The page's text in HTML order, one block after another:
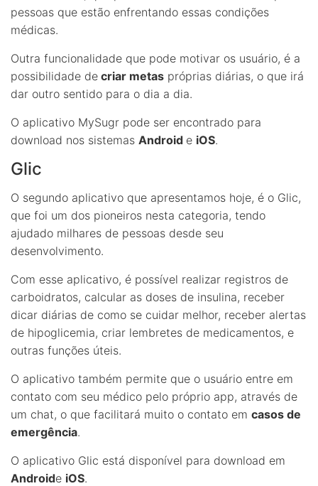
pessoas que estão enfrentando essas condições
médicas.
Outra funcionalidade que pode motivar os usuário, é a
possibilidade de criar metas próprias diárias, o que irá
dar outro sentido para o dia a dia.
O aplicativo MySugr pode ser encontrado para
download nos sistemas Android e iOS.
Glic
O segundo aplicativo que apresentamos hoje, é o Glic,
que foi um dos pioneiros nesta categoria, tendo
ajudado milhares de pessoas desde seu
desenvolvimento.
Com esse aplicativo, é possível realizar registros de
carboidratos, calcular as doses de insulina, receber
dicar diárias de como se cuidar melhor, receber alertas
de hipoglicemia, criar lembretes de medicamentos, e
outras funções úteis.
O aplicativo também permite que o usuário entre em
contato com seu médico pelo próprio app, através de
um chat, o que facilitará muito o contato em casos de
emergência.
O aplicativo Glic está disponível para download em
Androide iOS.